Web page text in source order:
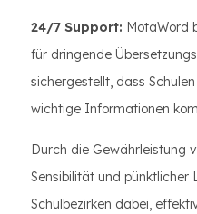
24/7 Support: MotaWord
für dringende
sichergestellt, dass
wichtige Informationen
Durch die Gewährleistung
Sensibilität und pünktlicher
Schulbezirken dabei,